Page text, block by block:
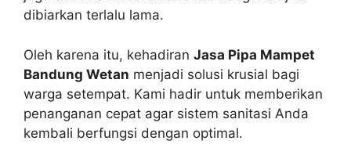
dibiarkan terlalu lama.
Oleh karena itu, kehadiran Jasa Pipa Mampet
Bandung Wetan menjadi solusi krusial bagi
warga setempat. Kami hadir untuk memberikan
penanganan cepat agar sistem sanitasi Anda
kembali berfungsi dengan optimal.